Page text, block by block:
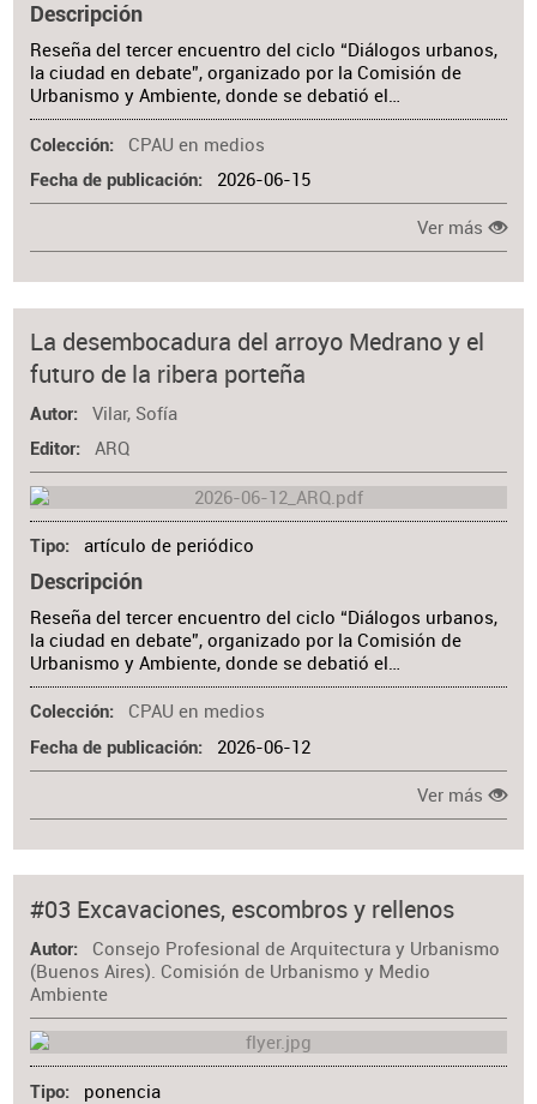
Descripción
Reseña del tercer encuentro del ciclo “Diálogos urbanos,
la ciudad en debate”, organizado por la Comisión de
Urbanismo y Ambiente, donde se debatió el…
Colección CPAU en medios
Fecha de publicación 2026-06-15
Ver más
La desembocadura del arroyo Medrano y el
futuro de la ribera porteña
Autor Vilar, Sofía
Editor ARQ
Tipo artículo de periódico
Descripción
Reseña del tercer encuentro del ciclo “Diálogos urbanos,
la ciudad en debate”, organizado por la Comisión de
Urbanismo y Ambiente, donde se debatió el…
Colección CPAU en medios
Fecha de publicación 2026-06-12
Ver más
#03 Excavaciones, escombros y rellenos
Autor
Consejo Profesional de Arquitectura y Urbanismo
(Buenos Aires). Comisión de Urbanismo y Medio
Ambiente
Tipo ponencia